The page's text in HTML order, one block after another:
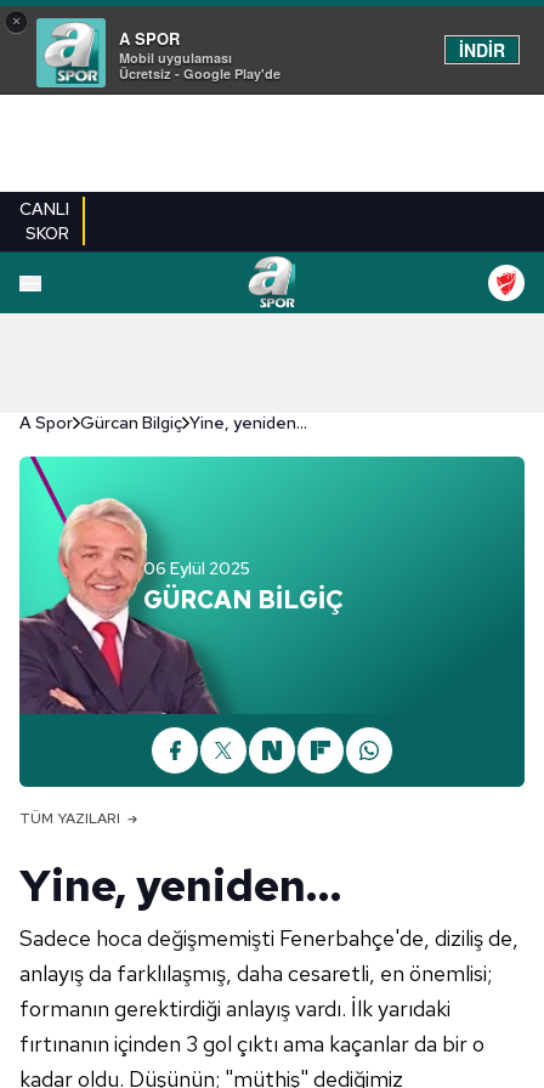
×
A SPOR
Mobil uygulaması
Ücretsiz - Google Play'de
İNDİR
CANLI
SKOR
A Spor Gürcan Bilgiç Yine, yeniden…
06 Eylül 2025
GÜRCAN BİLGİÇ
TÜM YAZILARI
Yine, yeniden…
Sadece hoca değişmemişti Fenerbahçe'de, diziliş de,
anlayış da farklılaşmış, daha cesaretli, en önemlisi;
formanın gerektirdiği anlayış vardı. İlk yarıdaki
fırtınanın içinden 3 gol çıktı ama kaçanlar da bir o
kadar oldu. Düşünün; "müthiş" dediğimiz